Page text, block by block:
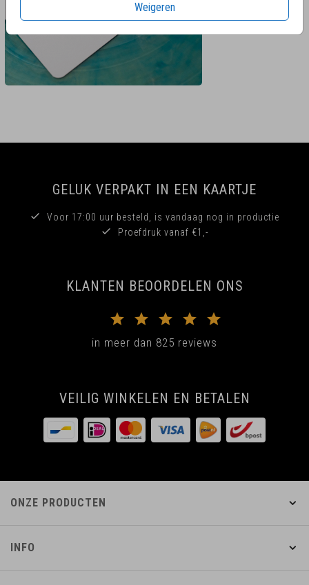
Weigeren
GELUK VERPAKT IN EEN KAARTJE
Voor 17:00 uur besteld, is vandaag nog in productie
Proefdruk vanaf €1,-
KLANTEN BEOORDELEN ONS
in meer dan 825 reviews
VEILIG WINKELEN EN BETALEN
ONZE PRODUCTEN
INFO